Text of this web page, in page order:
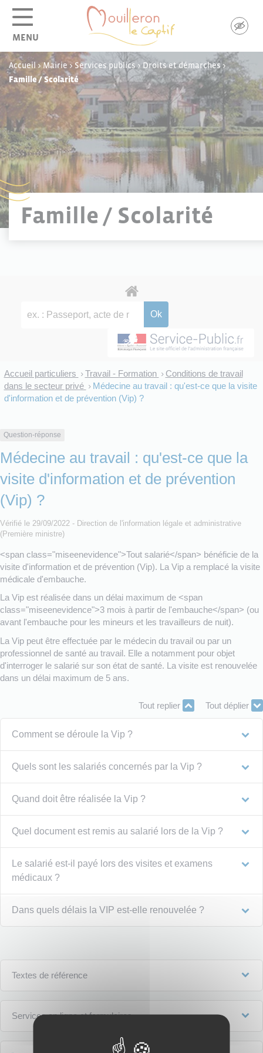
MENU
Accueil >Mairie> Services publics>Droits et démarches>
Famille / Scolarité
Famille / Scolarité
Accueil particuliers > Travail - Formation > Conditions de travail
dans le secteur privé > Médecine au travail : qu'est-ce que la visite
d'information et de prévention (Vip) ?
Question-réponse
Médecine au travail : qu'est-ce que la
visite d'information et de prévention
(Vip) ?
Vérifié le 29/09/2022 - Direction de l'information légale et administrative
(Première ministre)
<span class="miseenevidence">Tout salarié</span> bénéficie de la
visite d'information et de prévention (Vip). La Vip a remplacé la visite
médicale d'embauche.
La Vip est réalisée dans un délai maximum de <span
class="miseenevidence">3 mois à partir de l'embauche</span> (ou
avant l'embauche pour les mineurs et les travailleurs de nuit).
La Vip peut être effectuée par le médecin du travail ou par un
professionnel de santé au travail. Elle a notamment pour objet
d'interroger le salarié sur son état de santé. La visite est renouvelée
dans un délai maximum de 5 ans.
Tout replier Tout déplier
Comment se déroule la Vip ?
Quels sont les salariés concernés par la Vip ?
Quand doit être réalisée la Vip ?
Quel document est remis au salarié lors de la Vip ?
Le salarié est-il payé lors des visites et examens
médicaux ?
Dans quels délais la VIP est-elle renouvelée ?
Textes de référence
Services en ligne et formulaires
Panneau de gestion des cookies